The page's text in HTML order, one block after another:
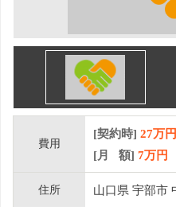
費用
[契約時] 27万円
[月 額] 7万円
住所 山口県 宇部市